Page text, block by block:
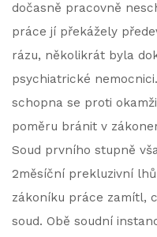
dočasně pracovně
práce jí překážely
rázu, několikrát byla
psychiatrické
schopna se proti
poměru bránit v
Soud prvního stupně
2měsíční prekluzivní
zákoníku práce zamítl,
soud. Obě soudní